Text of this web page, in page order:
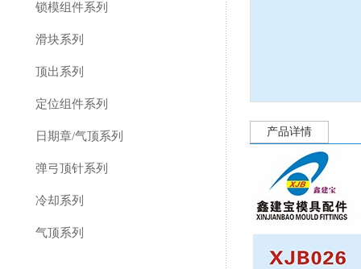
锁模组件系列
滑块系列
顶出系列
定位组件系列
日期章/气顶系列
弹弓顶针系列
冷却系列
气顶系列
产品详情